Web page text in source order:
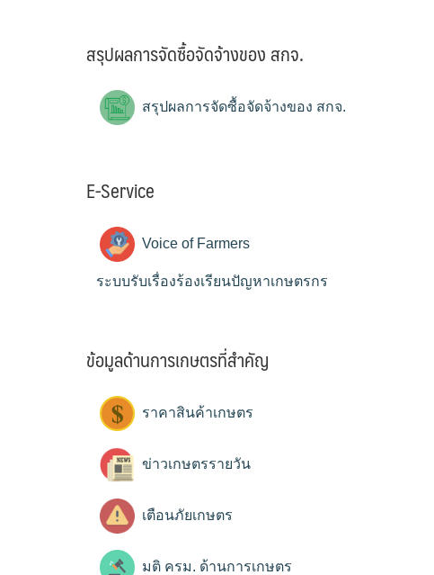
สรุปผลการจัดซื้อจัดจ้างของ สกจ.
สรุปผลการจัดซื้อจัดจ้างของ สกจ.
E-Service
Voice of Farmers
ระบบรับเรื่องร้องเรียนปัญหาเกษตรกร
ข้อมูลด้านการเกษตรที่สำคัญ
ราคาสินค้าเกษตร
ข่าวเกษตรรายวัน
เตือนภัยเกษตร
มติ ครม. ด้านการเกษตร